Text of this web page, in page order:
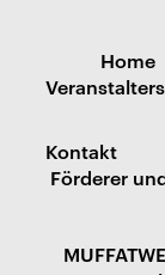
Home
Kontakt
Förderer